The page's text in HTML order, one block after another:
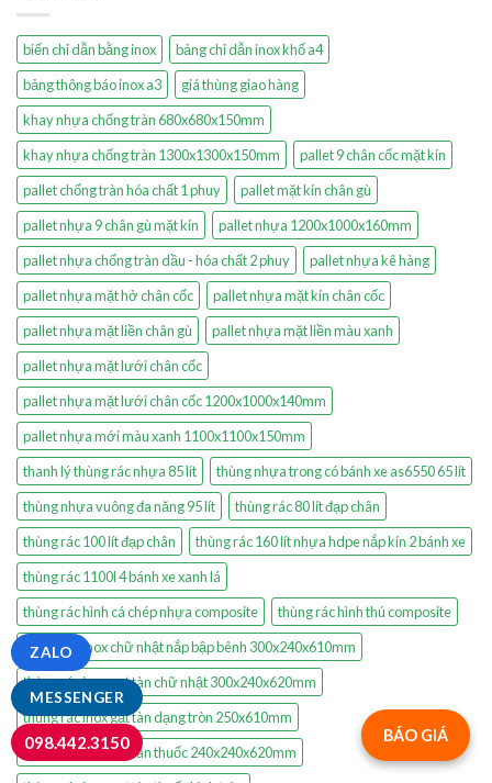
biển chỉ dẫn bằng inox
bảng chỉ dẫn inox khổ a4
bảng thông báo inox a3
giá thùng giao hàng
khay nhựa chống tràn 680x680x150mm
khay nhựa chống tràn 1300x1300x150mm
pallet 9 chân cốc mặt kín
pallet chống tràn hóa chất 1 phuy
pallet mặt kín chân gù
pallet nhựa 9 chân gù mặt kín
pallet nhựa 1200x1000x160mm
pallet nhựa chống tràn dầu - hóa chất 2 phuy
pallet nhựa kê hàng
pallet nhựa mặt hở chân cốc
pallet nhựa mặt kín chân cốc
pallet nhựa mặt liền chân gù
pallet nhựa mặt liền màu xanh
pallet nhựa mặt lưới chân cốc
pallet nhựa mặt lưới chân cốc 1200x1000x140mm
pallet nhựa mới màu xanh 1100x1100x150mm
thanh lý thùng rác nhựa 85 lít
thùng nhựa trong có bánh xe as6550 65 lít
thùng nhựa vuông đa năng 95 lít
thùng rác 80 lít đạp chân
thùng rác 100 lít đạp chân
thùng rác 160 lít nhựa hdpe nắp kín 2 bánh xe
thùng rác 1100l 4 bánh xe xanh lá
thùng rác hình cá chép nhựa composite
thùng rác hình thú composite
thùng rác inox chữ nhật nắp bập bênh 300x240x610mm
thùng rác inox gạt tàn chữ nhật 300x240x620mm
thùng rác inox gạt tàn dạng tròn 250x610mm
thùng rác inox gạt tàn thuốc 240x240x620mm
BÁO GIÁ
MESSENGER
ZALO
098.442.3150